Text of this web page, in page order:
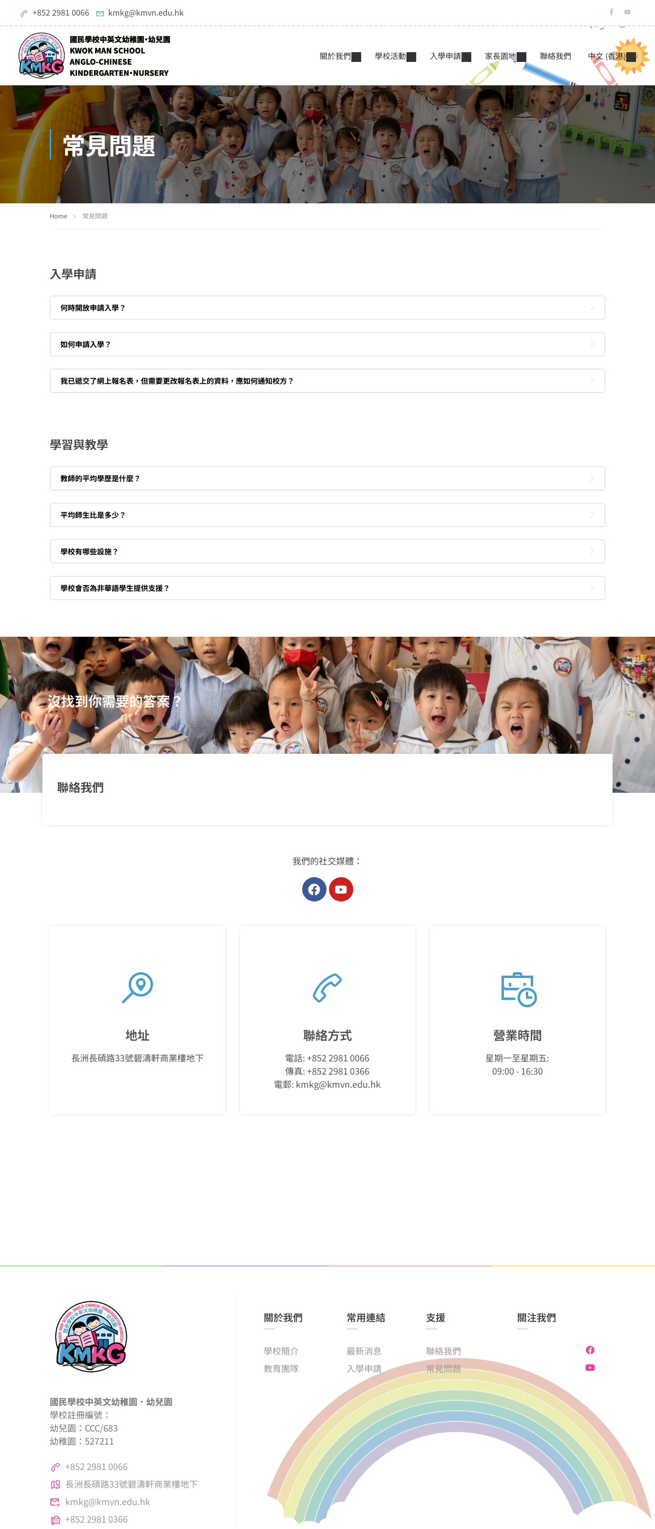
+852 2981 0066 kmkg@kmvn.edu.hk
關於我們 學校活動 入學申請 家長園地 聯絡我們 中文 (香港)
常見問題
Home 常見問題
入學申請
何時開放申請入學？
如何申請入學？
我已遞交了網上報名表，但需要更改報名表上的資料，應如何通知校方？
學習與教學
教師的平均學歷是什麼？
平均師生比是多少？
學校有哪些設施？
學校會否為非華語學生提供支援？
沒找到你需要的答案？
聯絡我們
我們的社交媒體：
地址
長洲長碩路33號碧濤軒商業樓地下
聯絡方式
電話: +852 2981 0066
傳真: +852 2981 0366
電郵: kmkg@kmvn.edu.hk
營業時間
星期一至星期五:
09:00 - 16:30
國民學校中英文幼稚園．幼兒園
學校註冊編號：
幼兒園：CCC/683
幼稚園：527211
+852 2981 0066
長洲長碩路33號碧濤軒商業樓地下
kmkg@kmvn.edu.hk
+852 2981 0366
關於我們
學校簡介
教育團隊
常用連結
最新消息
入學申請
支援
聯絡我們
常見問題
關注我們